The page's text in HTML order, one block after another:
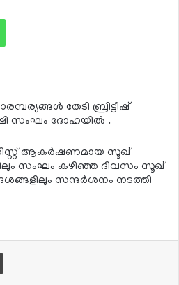
WhatsApp
തേടി ബ്രിട്ടീഷ്
സംഘം ദോഹയില്‍ .
ആകര്‍ഷണമായ സൂഖ്
സംഘം കഴിഞ്ഞ ദിവസം സൂഖ്
സന്ദര്‍ശനം നടത്തി